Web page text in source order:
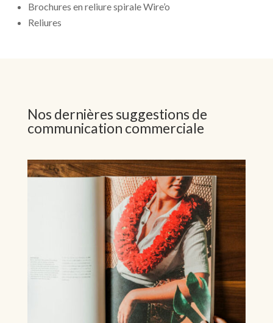
Brochures en reliure spirale Wire’o
Reliures
Nos dernières suggestions de
communication commerciale